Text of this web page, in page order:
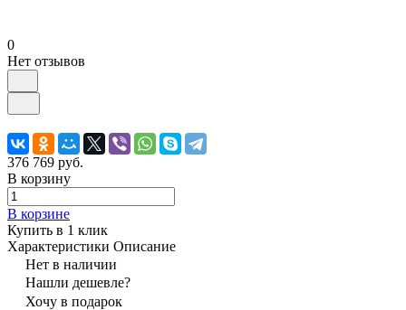
0
Нет отзывов
376 769 руб.
В корзину
В корзине
Купить в 1 клик
Характеристики Описание
Нет в наличии
Нашли дешевле?
Хочу в подарок